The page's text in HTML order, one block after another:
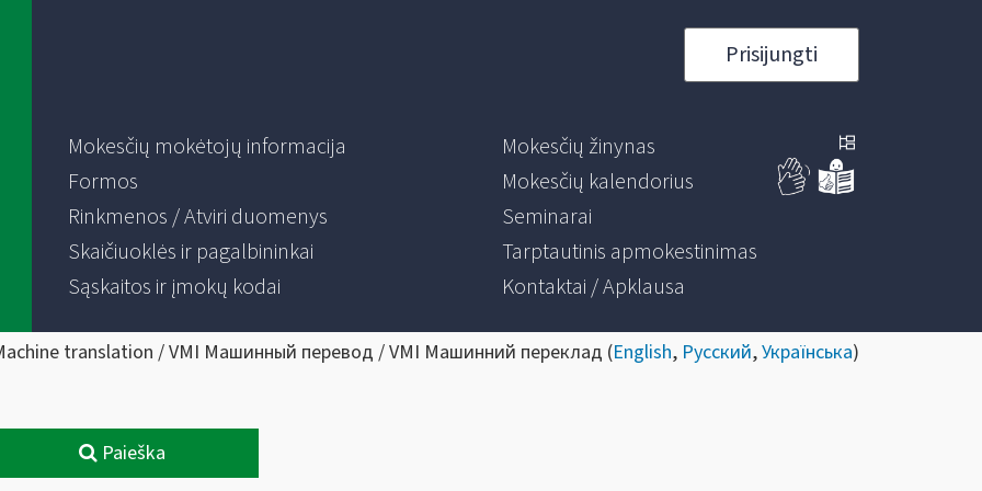
Prisijungti
Mokesčių mokėtojų informacija
Formos
Rinkmenos / Atviri duomenys
Skaičiuoklės ir pagalbininkai
Sąskaitos ir įmokų kodai
Mokesčių žinynas
Mokesčių kalendorius
Seminarai
Tarptautinis apmokestinimas
Kontaktai / Apklausa
translation / VMI Машинный перевод / VMI Машинний переклад (English, Русский,Українська)
Paieška